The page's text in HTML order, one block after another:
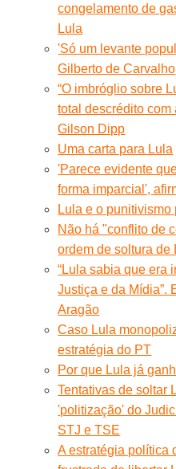
congelamento de
Lula
'Só um levante
Gilberto de Carvalho
“O imbróglio sobre
total descrédito com
Gilson Dipp
Uma carta para Lula
'Parece evidente
forma imparcial',
Lula e o punitivismo
Não há "conflito de
ordem de soltura de
“Lula sabia que era
Justiça e da Mídia”.
Aragão
Caso Lula
estratégia do PT
Por que Lula já
Tentativas de soltar
'politização' do
STJ e TSE
A estratégia política